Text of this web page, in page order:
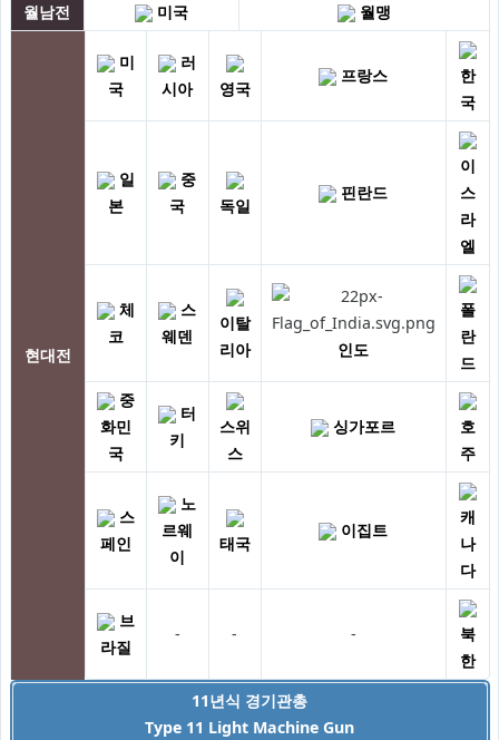
월남전
미국 월맹
현대전
미
국
러
시아
영국
프랑스
한
국
일
본
중
국
독일
핀란드
이
스
라
엘
체
코
스
웨덴
이탈
리아
인도
폴
란
드
중
화민
국
터
키
스위
스
싱가포르
호
주
스
페인
노
르웨
이
태국
이집트
캐
나
다
브
라질
- - -
북
한
11년식 경기관총
Type 11 Light Machine Gun